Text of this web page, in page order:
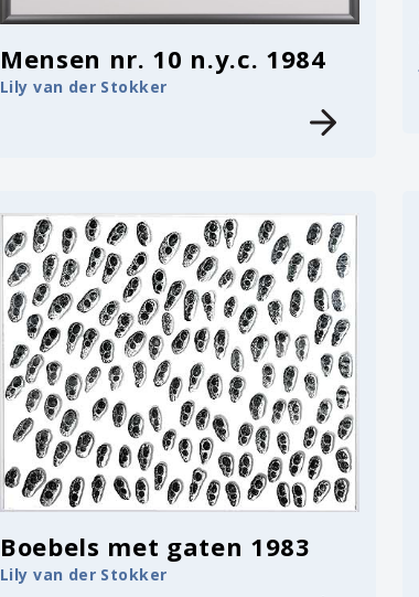
Mensen nr. 10 n.y.c. 1984
Lily van der Stokker
Boebels met gaten 1983
Lily van der Stokker